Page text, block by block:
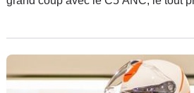
Trois ans de développement, une
une promesse claire : fatigue en
silence enfin maîtrisé.